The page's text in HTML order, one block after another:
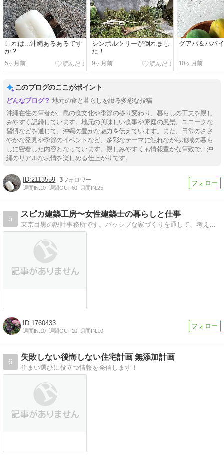
これは...沖縄あるあるです
か？
5ヶ月前
シンボルツリーが倒れまし
た！
9ヶ月前
グアバ＆パパ
10ヶ月前
このブログのここがポイント
地元の食と暮らしを綴る多彩な投稿
沖縄在住の筆者が、島の食文化や季節の移り変わり、暮らしの工夫を親し
みやすく記録しています。地元の美味しい食事や家庭の風景、ユニークな
習慣などを通じて、沖縄の豊かな魅力を伝えています。また、日常のささ
やかな発見や季節のイベントなど、多彩なテーマに触れながら地域の暮ら
しに密着した内容となっています。親しみやすくも情報豊かな筆致で、沖
縄のリアルな表情を楽しめる仕上がりです。
2113559 3
週間IN:10 週間OUT:60 月間IN:25
5
スピカ建築工房〜女性建築士の暮らしと仕事
東京目黒の設計事務所です。パッシブな家づくりを通して、考える事、感じる事、素材の事、暮らす事、そして時々、路地裏散歩と古民家の事。木好きの日常と仕事を綴ります。
1760433
週間IN:10 週間OUT:20 月間IN:10
6
失敗しない後悔しない住宅計画 無添加計画
住まい選びに役立つ情報を発信します！